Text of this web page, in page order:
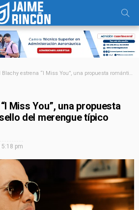
Blachy estrena “I Miss You”, una propuesta romántica con el sello del merengue típico
Miss You”, una propuesta
del merengue típico
pm